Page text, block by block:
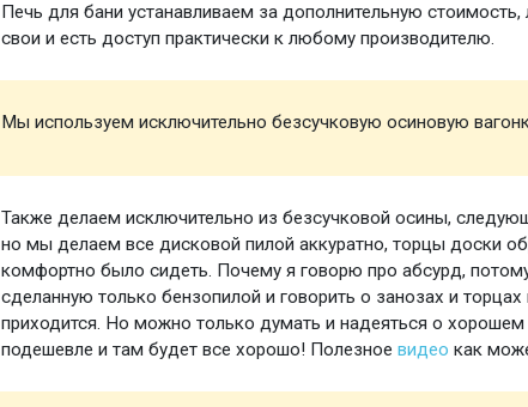
Печь для бани устанавливаем за дополнительную
свои и есть доступ практически к любому производителю.
Мы используем исключительно безсучковую осиновую
Также делаем исключительно из безсучковой осины,
но мы делаем все дисковой пилой аккуратно, торцы доски
комфортно было сидеть. Почему я говорю про абсурд,
сделанную только бензопилой и говорить о занозах и
приходится. Но можно только думать и надеяться о
подешевле и там будет все хорошо! Полезное видео как